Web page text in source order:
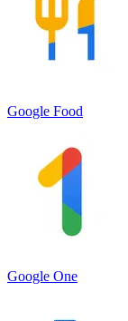
Google Food
Google One